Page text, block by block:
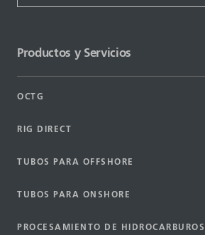
Productos y Servicios
OCTG
RIG DIRECT
TUBOS PARA OFFSHORE
TUBOS PARA ONSHORE
PROCESAMIENTO DE HIDROCARBUROS